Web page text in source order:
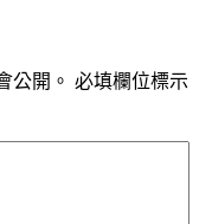
公開。 必填欄位標示